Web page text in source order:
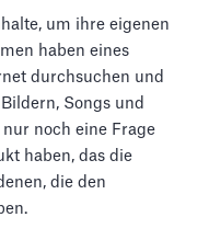
um ihre eigenen
haben eines
durchsuchen und
Songs und
noch eine Frage
haben, das die
die den